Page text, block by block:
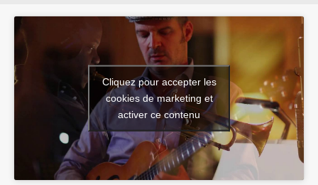
Cliquez pour accepter les
cookies de marketing et
activer ce contenu